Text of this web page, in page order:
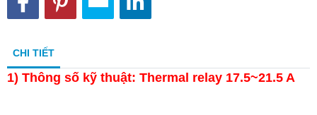
CHI TIẾT
1) Thông số kỹ thuật: Thermal relay 17.5~21.5 A